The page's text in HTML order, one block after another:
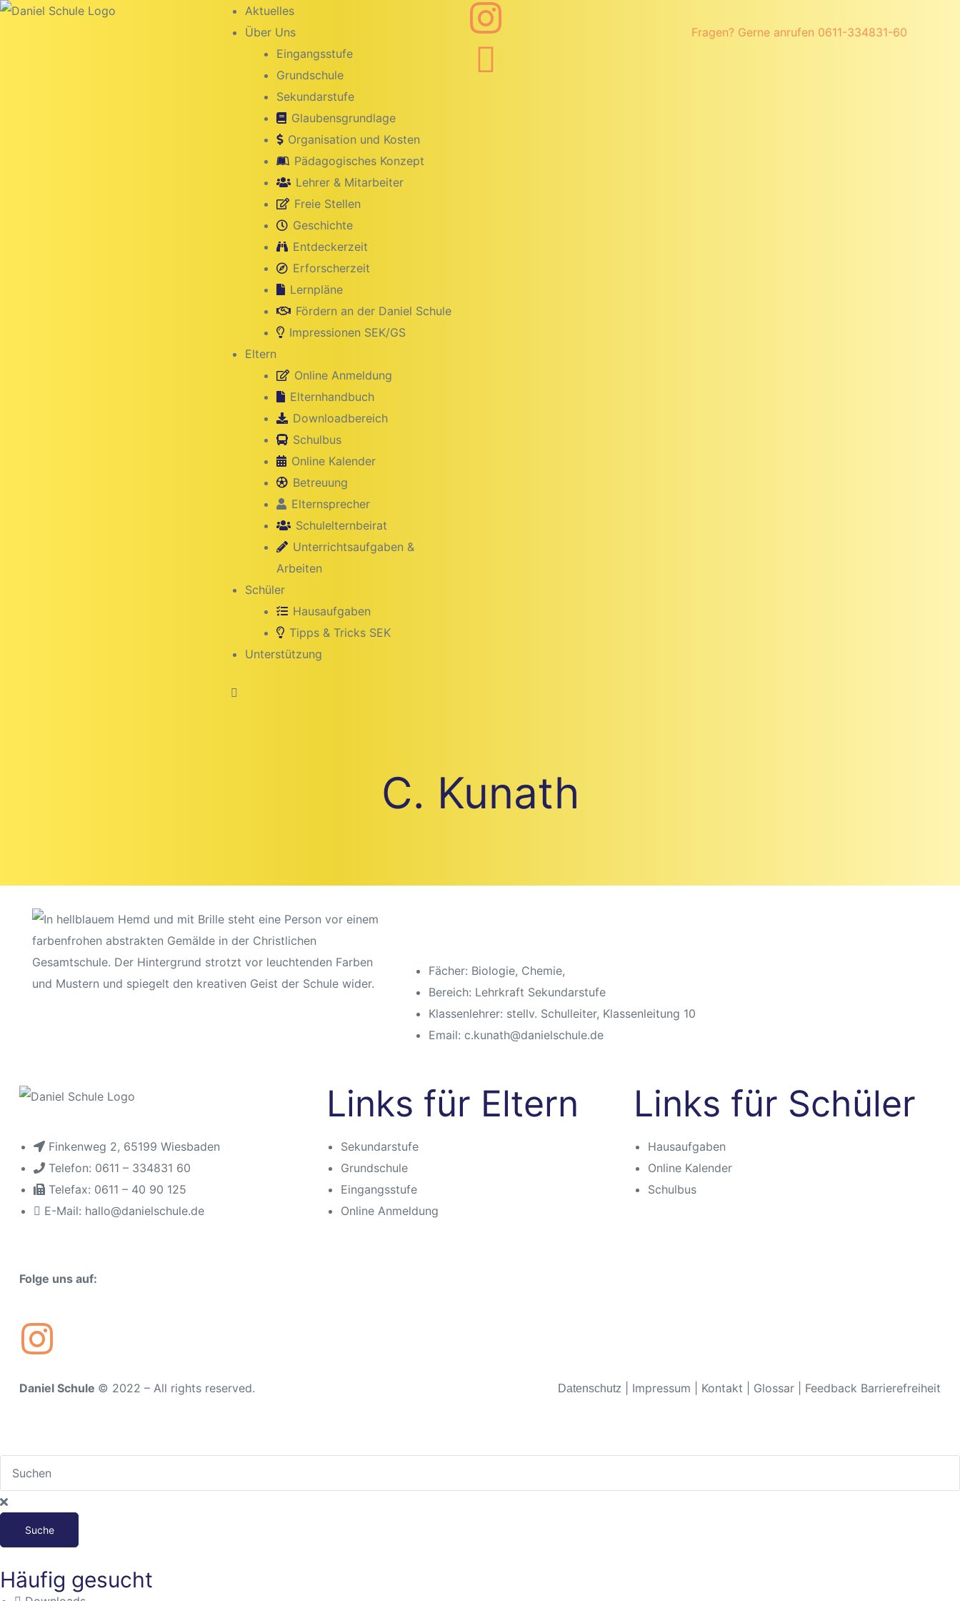
Aktuelles
Über Uns
Eingangsstufe
Grundschule
Sekundarstufe
Glaubensgrundlage
Organisation und Kosten
Pädagogisches Konzept
Lehrer & Mitarbeiter
Freie Stellen
Geschichte
Entdeckerzeit
Erforscherzeit
Lernpläne
Fördern an der Daniel Schule
Impressionen SEK/GS
Eltern
Online Anmeldung
Elternhandbuch
Downloadbereich
Schulbus
Online Kalender
Betreuung
Elternsprecher
Schulelternbeirat
Unterrichtsaufgaben &
Arbeiten
Schüler
Hausaufgaben
Tipps & Tricks SEK
Unterstützung
Fragen? Gerne anrufen 0611-334831-60
C. Kunath
Fächer: Biologie, Chemie,
Bereich: Lehrkraft Sekundarstufe
Klassenlehrer: stellv. Schulleiter, Klassenleitung 10
Email: c.kunath@danielschule.de
Finkenweg 2, 65199 Wiesbaden
Telefon: 0611 – 334831 60
Telefax: 0611 – 40 90 125
E-Mail: hallo@danielschule.de
Folge uns auf:
Links für Eltern
Sekundarstufe
Grundschule
Eingangsstufe
Online Anmeldung
Links für Schüler
Hausaufgaben
Online Kalender
Schulbus
Daniel Schule © 2022 – All rights reserved. Datenschutz Impressum Kontakt Glossar Feedback Barrierefreiheit
Suche
Häufig gesucht